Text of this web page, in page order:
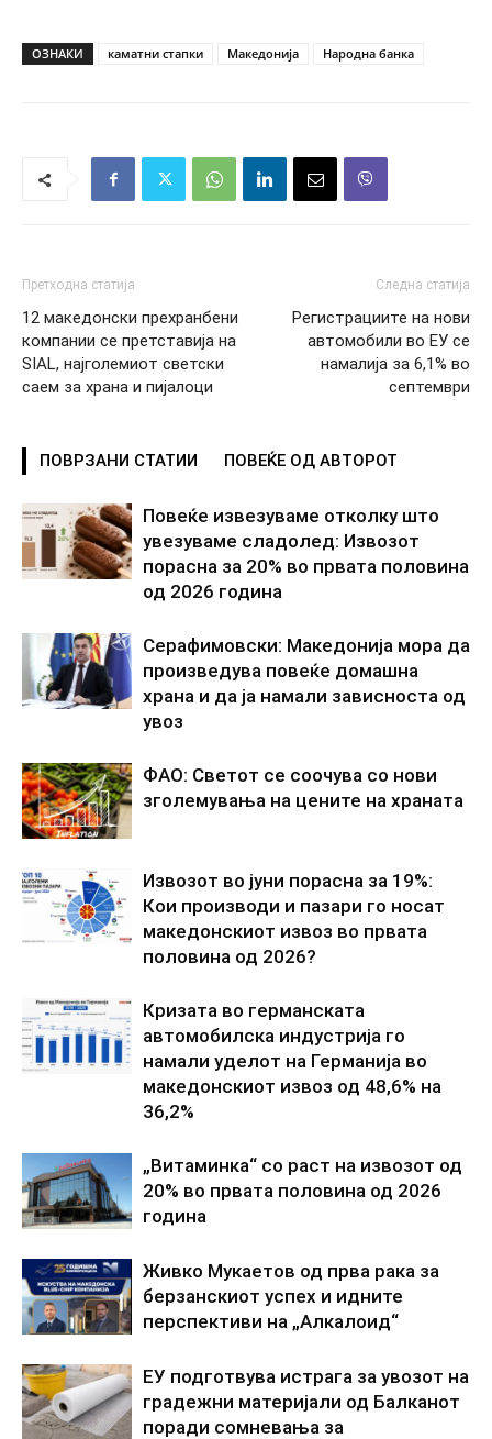
ОЗНАКИ каматни стапки Македонија Народна банка
Претходна статија
12 македонски прехранбени
компании се претставија на
SIAL, најголемиот светски
саем за храна и пијалоци
Следна статија
Регистрациите на нови
автомобили во ЕУ се
намалија за 6,1% во
септември
ПОВРЗАНИ СТАТИИ ПОВЕЌЕ ОД АВТОРОТ
Повеќе извезуваме отколку што
увезуваме сладолед: Извозот
порасна за 20% во првата половина
од 2026 година
Серафимовски: Македонија мора да
произведува повеќе домашна
храна и да ја намали зависноста од
увоз
ФАО: Светот се соочува со нови
зголемувања на цените на храната
Извозот во јуни порасна за 19%:
Кои производи и пазари го носат
македонскиот извоз во првата
половина од 2026?
Кризата во германската
автомобилска индустрија го
намали уделот на Германија во
македонскиот извоз од 48,6% на
36,2%
„Витаминка“ со раст на извозот од
20% во првата половина од 2026
година
Живко Мукаетов од прва рака за
берзанскиот успех и идните
перспективи на „Алкалоид“
ЕУ подготвува истрага за увозот на
градежни материјали од Балканот
поради сомневања за